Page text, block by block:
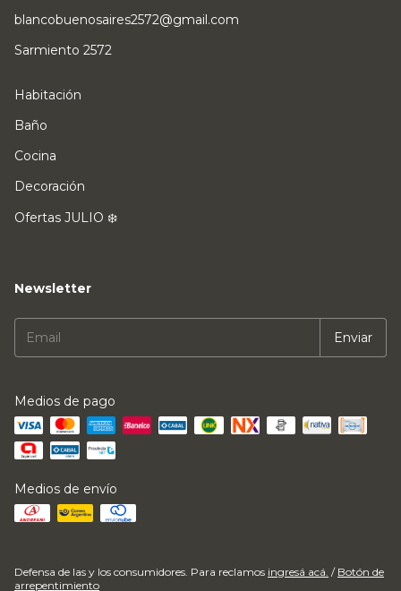
blancobuenosaires2572@gmail.com
Sarmiento 2572
Habitación
Baño
Cocina
Decoración
Ofertas JULIO ❄️
Newsletter
Medios de pago
Medios de envío
Defensa de las y los consumidores. Para reclamos ingresá acá. / Botón de
arrepentimiento